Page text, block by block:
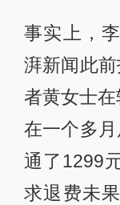
事实上，
湃新闻此
者黄女士
在一个多
通了1299
求退费未